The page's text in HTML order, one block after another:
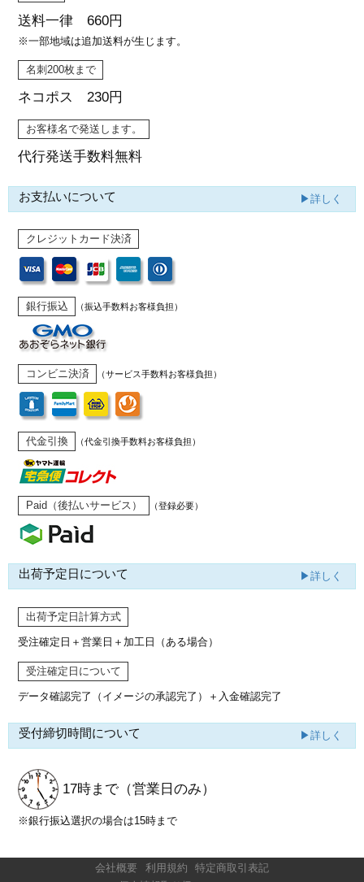
送料一律 660円
※一部地域は追加送料が生じます。
名刺200枚まで
ネコポス 230円
お客様名で発送します。
代行発送手数料無料
お支払いについて ▶詳しく
クレジットカード決済
銀行振込 （振込手数料お客様負担）
コンビニ決済 （サービス手数料お客様負担）
代金引換 （代金引換手数料お客様負担）
Paid（後払いサービス） （登録必要）
出荷予定日について ▶詳しく
出荷予定日計算方式
受注確定日＋営業日＋加工日（ある場合）
受注確定日について
データ確認完了（イメージの承認完了） ＋入金確認完了
受付締切時間について ▶詳しく
17時まで （営業日のみ）
※銀行振込選択の場合は15時まで
会社概要 利用規約
特定商取引表記